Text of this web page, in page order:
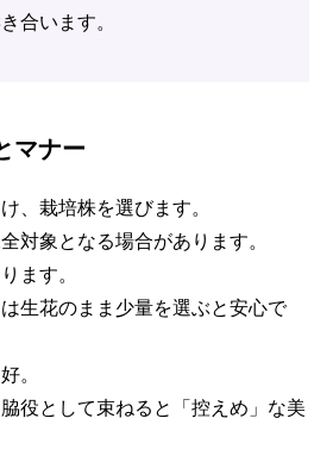
合います。
マナー
、栽培株を選びます。
対象となる場合があります。
ます。
生花のまま少量を選ぶと安心で
。
役として束ねると「控えめ」な美